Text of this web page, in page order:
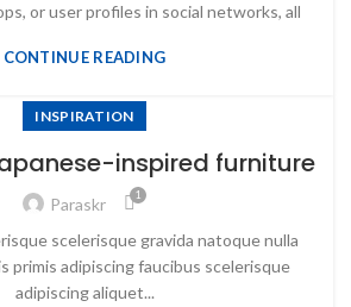
or user profiles in social networks, all
CONTINUE READING
INSPIRATION
inspired furniture
Paraskr 1
scelerisque gravida natoque nulla
primis adipiscing faucibus scelerisque
adipiscing aliquet...